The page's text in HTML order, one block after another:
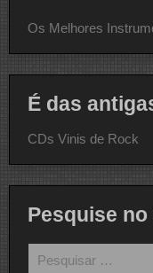
Os Melhores
É das
CDs Vinis de Rock
Pesquise no
por: